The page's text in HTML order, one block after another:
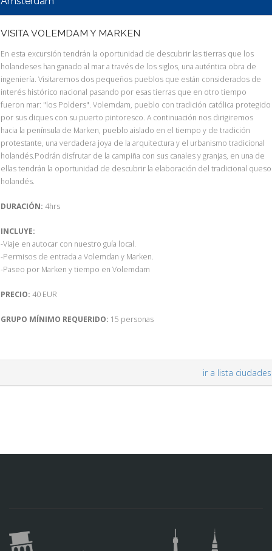
VISITA VOLEMDAM Y MARKEN
En esta excursión tendrán la oportunidad de descubrir las tierras que los
holandeses han ganado al mar a través de los siglos, una auténtica obra de
ingeniería. Visitaremos dos pequeños pueblos que están considerados de
interés histórico nacional pasando por esas tierras que en otro tiempo
fueron mar: "los Polders". Volemdam, pueblo con tradición católica protegido
por sus diques con su puerto pintoresco. A continuación nos dirigiremos
hacia la península de Marken, pueblo aislado en el tiempo y de tradición
protestante, una verdadera joya de la arquitectura y el urbanismo tradicional
holandés.Podrán disfrutar de la campiña con sus canales y granjas, en una de
ellas tendrán la oportunidad de descubrir la elaboración del tradicional queso
holandés.
DURACIÓN: 4hrs
INCLUYE:
-Viaje en autocar con nuestro guía local.
-Permisos de entrada a Volemdan y Marken.
-Paseo por Marken y tiempo en Volemdam
PRECIO: 40 EUR
GRUPO MÍNIMO REQUERIDO: 15 personas
ir a lista ciudades